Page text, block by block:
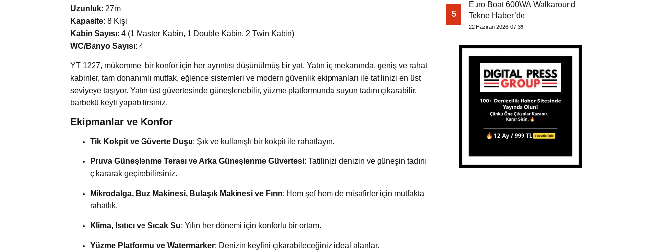
Uzunluk: 27m
Kapasite: 8 Kişi
Kabin Sayısı: 4 (1 Master Kabin, 1 Double Kabin, 2 Twin Kabin)
WC/Banyo Sayısı: 4
YT 1227, mükemmel bir konfor için her ayrıntısı düşünülmüş bir yat. Yatın iç mekanında, geniş ve rahat
kabinler, tam donanımlı mutfak, eğlence sistemleri ve modern güvenlik ekipmanları ile tatilinizi en üst
seviyeye taşıyor. Yatın üst güvertesinde güneşlenebilir, yüzme platformunda suyun tadını çıkarabilir,
barbekü keyfi yapabilirsiniz.
Ekipmanlar ve Konfor
Tik Kokpit ve Güverte Duşu: Şık ve kullanışlı bir kokpit ile rahatlayın.
Pruva Güneşlenme Terası ve Arka Güneşlenme Güvertesi: Tatilinizi denizin ve güneşin tadını
çıkararak geçirebilirsiniz.
Mikrodalga, Buz Makinesi, Bulaşık Makinesi ve Fırın: Hem şef hem de misafirler için mutfakta
rahatlık.
Klima, Isıtıcı ve Sıcak Su: Yılın her dönemi için konforlu bir ortam.
Yüzme Platformu ve Watermarker: Denizin keyfini çıkarabileceğiniz ideal alanlar.
5
Euro Boat 600WA Walkaround
Tekne Haber’de
22 Haziran 2026-07:39